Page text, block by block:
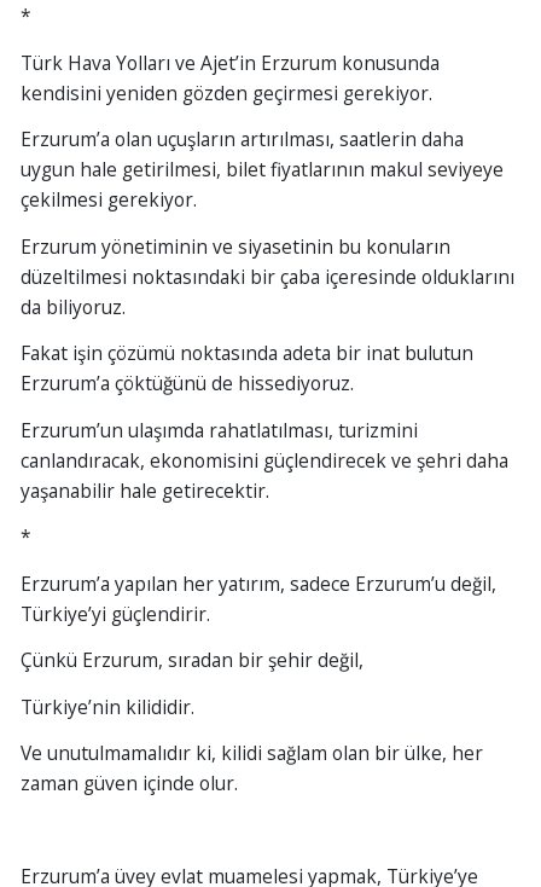
*
Türk Hava Yolları ve Ajet’in Erzurum konusunda
kendisini yeniden gözden geçirmesi gerekiyor.
Erzurum’a olan uçuşların artırılması, saatlerin daha
uygun hale getirilmesi, bilet fiyatlarının makul seviyeye
çekilmesi gerekiyor.
Erzurum yönetiminin ve siyasetinin bu konuların
düzeltilmesi noktasındaki bir çaba içeresinde olduklarını
da biliyoruz.
Fakat işin çözümü noktasında adeta bir inat bulutun
Erzurum’a çöktüğünü de hissediyoruz.
Erzurum’un ulaşımda rahatlatılması, turizmini
canlandıracak, ekonomisini güçlendirecek ve şehri daha
yaşanabilir hale getirecektir.
*
Erzurum’a yapılan her yatırım, sadece Erzurum’u değil,
Türkiye’yi güçlendirir.
Çünkü Erzurum, sıradan bir şehir değil,
Türkiye’nin kilididir.
Ve unutulmamalıdır ki, kilidi sağlam olan bir ülke, her
zaman güven içinde olur.
Erzurum’a üvey evlat muamelesi yapmak, Türkiye’ye